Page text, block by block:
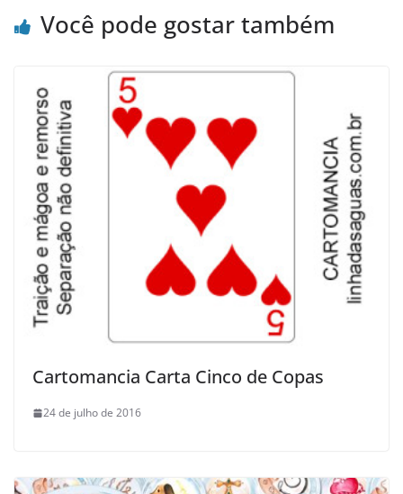
Você pode gostar também
Cartomancia Carta Cinco de Copas
24 de julho de 2016